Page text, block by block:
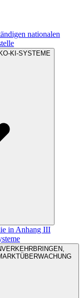
nationalen
KI-SYSTEME
in Anhang III